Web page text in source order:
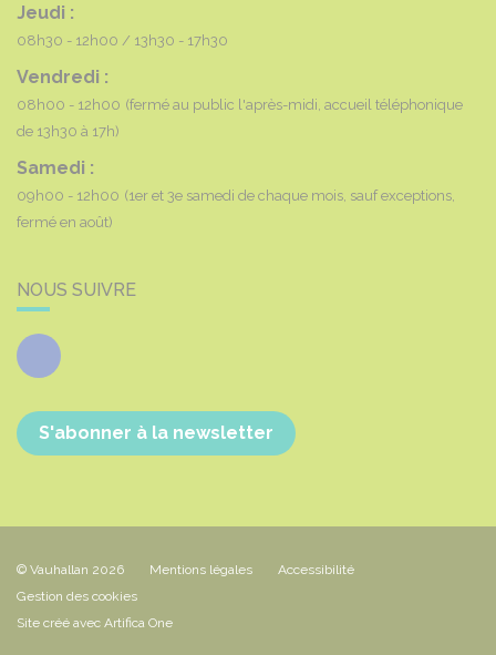
Jeudi :
08h30 - 12h00 13h30 - 17h30
Vendredi :
08h00 - 12h00 (fermé au public l'après-midi, accueil téléphonique
de 13h30 à 17h)
Samedi :
09h00 - 12h00 (1er et 3e samedi de chaque mois, sauf exceptions,
fermé en août)
NOUS SUIVRE
Facebook
S'abonner à la newsletter
© Vauhallan 2026 Mentions légales
Accessibilité
Gestion des cookies
Site créé avec Artifica One